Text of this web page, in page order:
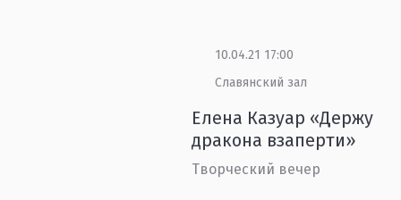
10.04.21 17:00
Славянский зал
Елена Казуар «Держу
дракона взаперти»
Творческий вечер